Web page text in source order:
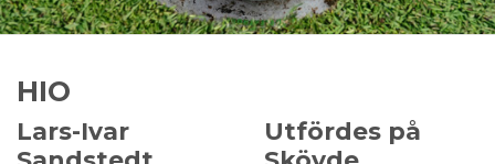
HIO
Lars-Ivar
Utfördes på